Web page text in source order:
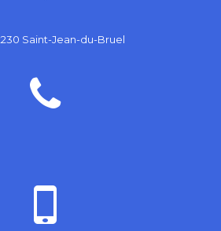
Saint-Jean-du-Bruel